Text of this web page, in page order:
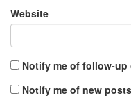
Website
Notify me of follow-up
Notify me of new